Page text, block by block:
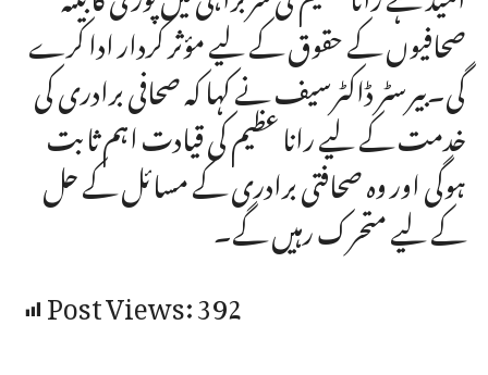
صحافیوں کے حقوق کے لیے مؤثر کردار ادا کرے
گی۔بیرسٹر ڈاکٹرسیف نے کہا کہ صحافی برادری کی
خدمت کے لیے رانا عظیم کی قیادت اہم ثابت
ہوگی اور وہ صحافتی برادری کے مسائل کے حل
کے لیے متحرک رہیں گے۔
Post Views:392